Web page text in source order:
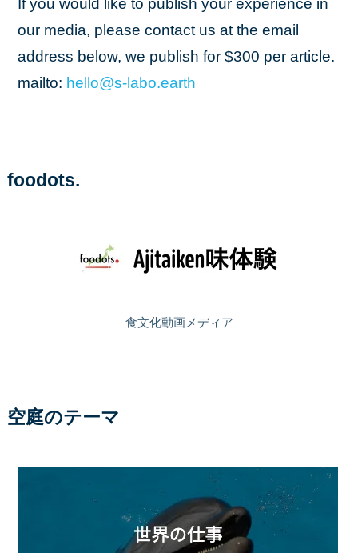
our media, please contact us at the email
address below, we publish for $300 per article.
mailto: hello@s-labo.earth
foodots.
食文化動画メディア
空庭のテーマ